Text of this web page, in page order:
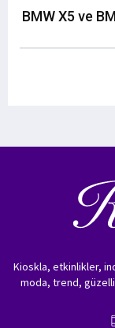
BMW X5 ve
Kioskla, etkinlikler,
moda, trend,